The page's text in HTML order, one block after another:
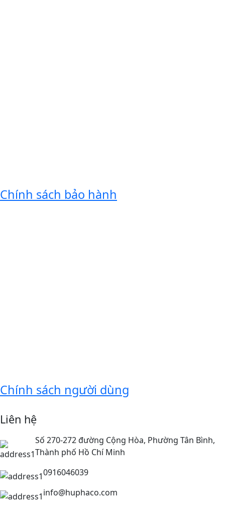
Chính sách bảo hành
Chính sách người dùng
Liên hệ
Số 270-272 đường Cộng Hòa, Phường Tân Bình,
Thành phố Hồ Chí Minh
0916046039
info@huphaco.com